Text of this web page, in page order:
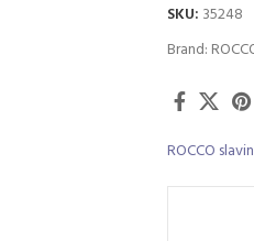
SKU: 35248
Brand:
ROCCO